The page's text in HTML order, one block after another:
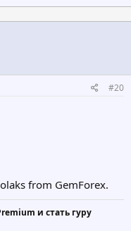
#20
from GemForex.
и стать гуру